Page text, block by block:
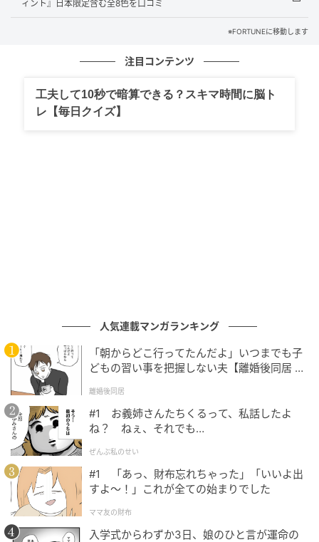
2018年の誕生以来、スタイル・トレンド・実用性を兼
ね備えたアイテムが話題を集めています。
直感的に使えて、自分らしい仕上がりを楽しめるプロ
ダクト設計により、世代を問わず幅広い支持を獲得し
カラーグラム26年春新作｜ツヤめくリップに♡タンフルグラスティントシリ
ーズの日本限定全5色をレビュー - ふぉーちゅん(FORTUNE)
ィント』日本限定含む全8色を口コミ
※FORTUNEに移動します
注目コンテンツ
工夫して10秒で暗算できる？スキマ時間に脳ト
レ【毎日クイズ】
人気連載マンガランキング
「朝からどこ行ってたんだよ」いつまでも子
どもの習い事を把握しない夫【離婚後同居 Vo
離婚後同居
#1 お義姉さんたちくるって、私話したよ
ね？ ねぇ、それでも…
ぜんぶ私のせい
#1 「あっ、財布忘れちゃった」「いいよ出
すよ〜！」これが全ての始まりでした
ママ友の財布
入学式からわずか3日、娘のひと言が運命の